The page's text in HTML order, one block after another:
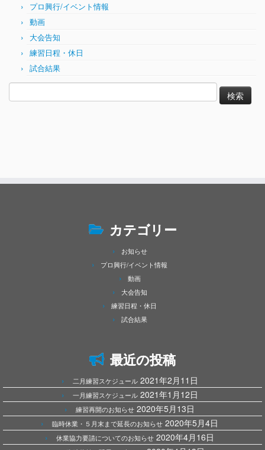
プロ興行/イベント情報
動画
大会告知
練習日程・休日
試合結果
索:
カテゴリー
お知らせ
プロ興行/イベント情報
動画
大会告知
練習日程・休日
試合結果
最近の投稿
二月練習スケジュール 2021年2月11日
一月練習スケジュール 2021年1月12日
練習再開のお知らせ 2020年5月13日
臨時休業・５月末まで延長のお知らせ 2020年5月4日
休業協力要請についてのお知らせ 2020年4月16日